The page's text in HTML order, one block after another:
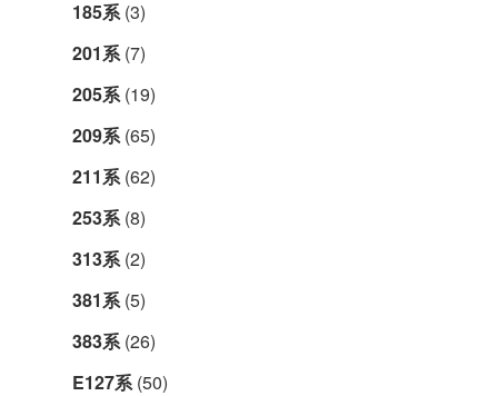
185系(3)
201系(7)
205系(19)
209系(65)
211系(62)
253系(8)
313系(2)
381系(5)
383系(26)
E127系(50)